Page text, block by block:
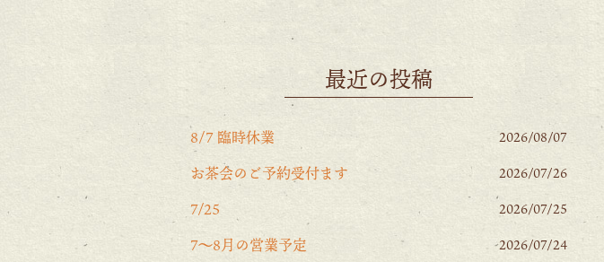
最近の投稿
8/7 臨時休業 2026/08/07
お茶会のご予約受付ます 2026/07/26
7/25 2026/07/25
7〜8月の営業予定 2026/07/24